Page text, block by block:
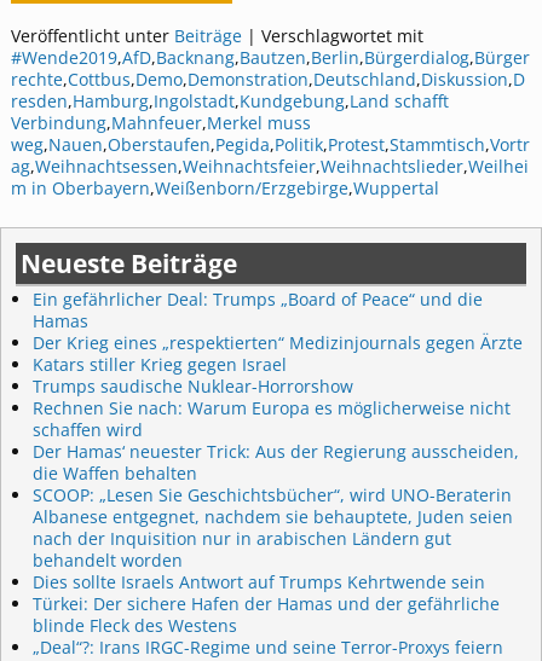
Veröffentlicht unter Beiträge| Verschlagwortet mit
#Wende2019,AfD,Backnang,Bautzen,Berlin,Bürgerdialog,Bürger
rechte,Cottbus,Demo,Demonstration,Deutschland,Diskussion,D
resden,Hamburg,Ingolstadt,Kundgebung,Land schafft
Verbindung,Mahnfeuer,Merkel muss
weg,Nauen,Oberstaufen,Pegida,Politik,Protest,Stammtisch,Vortr
ag,Weihnachtsessen,Weihnachtsfeier,Weihnachtslieder,Weilhei
m in Oberbayern,Weißenborn/Erzgebirge,Wuppertal
Neueste Beiträge
Ein gefährlicher Deal: Trumps „Board of Peace“ und die
Hamas
Der Krieg eines „respektierten“ Medizinjournals gegen Ärzte
Katars stiller Krieg gegen Israel
Trumps saudische Nuklear-Horrorshow
Rechnen Sie nach: Warum Europa es möglicherweise nicht
schaffen wird
Der Hamas‘ neuester Trick: Aus der Regierung ausscheiden,
die Waffen behalten
SCOOP: „Lesen Sie Geschichtsbücher“, wird UNO-Beraterin
Albanese entgegnet, nachdem sie behauptete, Juden seien
nach der Inquisition nur in arabischen Ländern gut
behandelt worden
Dies sollte Israels Antwort auf Trumps Kehrtwende sein
Türkei: Der sichere Hafen der Hamas und der gefährliche
blinde Fleck des Westens
„Deal“?: Irans IRGC-Regime und seine Terror-Proxys feiern